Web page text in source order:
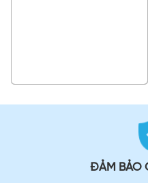
ĐẢM BẢO